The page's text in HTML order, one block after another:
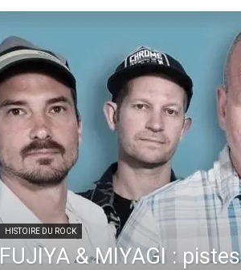
HISTOIRE DU ROCK
FUJIYA & MIYAGI : pistes